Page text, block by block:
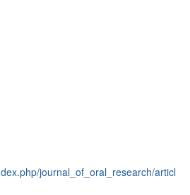
journal_of_oral_research/articl